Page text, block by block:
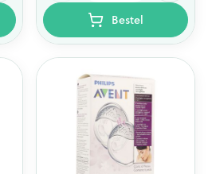
Bestel